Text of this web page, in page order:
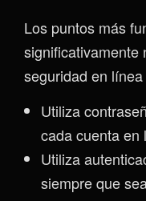
Los puntos más
significativamente
seguridad en
Utiliza
cada cuenta en
Utiliza
siempre que